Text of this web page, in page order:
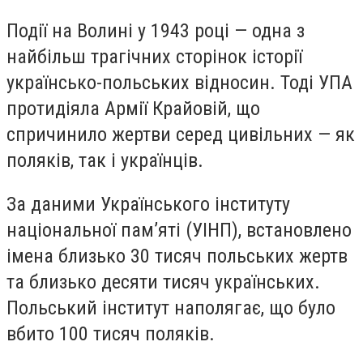
Події на Волині у 1943 році — одна з
найбільш трагічних сторінок історії
українсько-польських відносин. Тоді УПА
протидіяла Армії Крайовій, що
спричинило жертви серед цивільних — як
поляків, так і українців.
За даними Українського інституту
національної пам’яті (УІНП), встановлено
імена близько 30 тисяч польських жертв
та близько десяти тисяч українських.
Польський інститут наполягає, що було
вбито 100 тисяч поляків.